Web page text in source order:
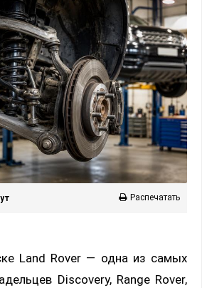
Распечатать
Land Rover — одна из самых
Discovery, Range Rover,